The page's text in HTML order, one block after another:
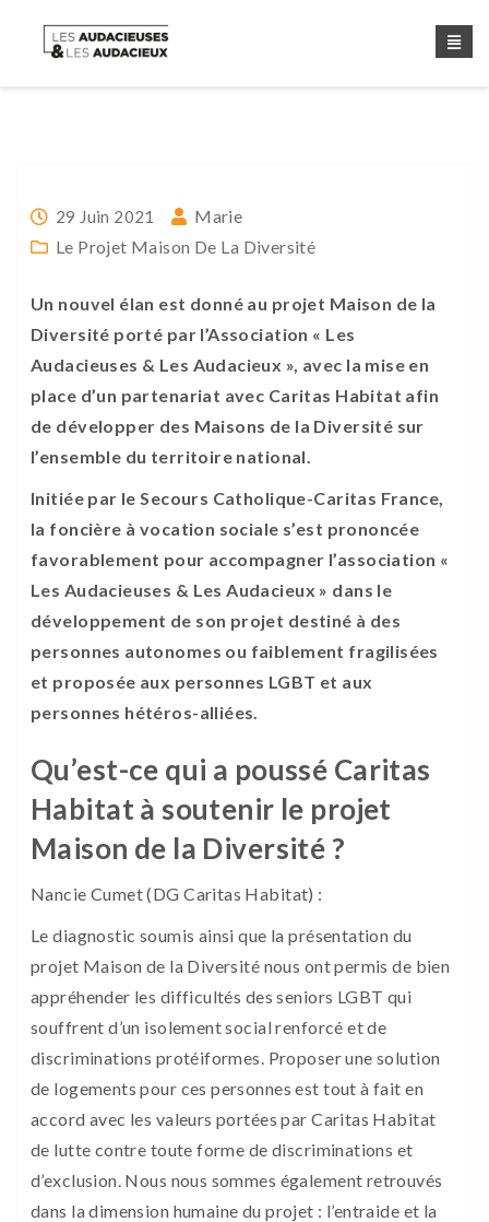
29 Juin 2021
Marie
Le Projet Maison De La Diversité
Un nouvel élan est donné au projet Maison de la
Diversité porté par l’Association « Les
Audacieuses & Les Audacieux », avec la mise en
place d’un partenariat avec Caritas Habitat afin
de développer des Maisons de la Diversité sur
l’ensemble du territoire national.
Initiée par le Secours Catholique-Caritas France,
la foncière à vocation sociale s’est prononcée
favorablement pour accompagner l’association «
Les Audacieuses & Les Audacieux » dans le
développement de son projet destiné à des
personnes autonomes ou faiblement fragilisées
et proposée aux personnes LGBT et aux
personnes hétéros-alliées.
Qu’est-ce qui a poussé Caritas
Habitat à soutenir le projet
Maison de la Diversité ?
Nancie Cumet (DG Caritas Habitat) :
Le diagnostic soumis ainsi que la présentation du
projet Maison de la Diversité nous ont permis de bien
appréhender les difficultés des seniors LGBT qui
souffrent d’un isolement social renforcé et de
discriminations protéiformes. Proposer une solution
de logements pour ces personnes est tout à fait en
accord avec les valeurs portées par Caritas Habitat
de lutte contre toute forme de discriminations et
d’exclusion. Nous nous sommes également retrouvés
dans la dimension humaine du projet : l’entraide et la